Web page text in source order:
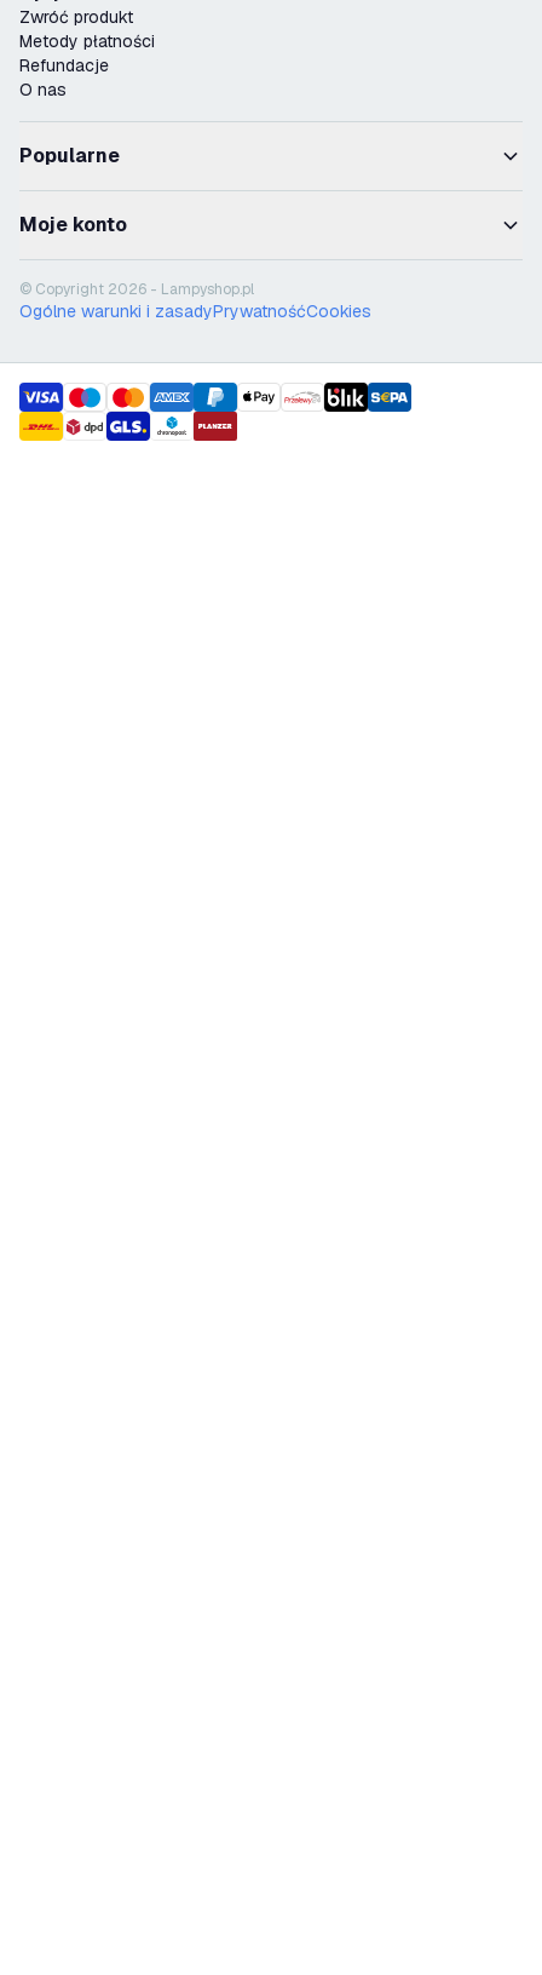
Zwróć produkt
Metody płatności
Refundacje
O nas
Popularne
Moje konto
© Copyright 2026 - Lampyshop.pl
Ogólne warunki i zasadyPrywatnośćCookies
payment methods
shipment methods